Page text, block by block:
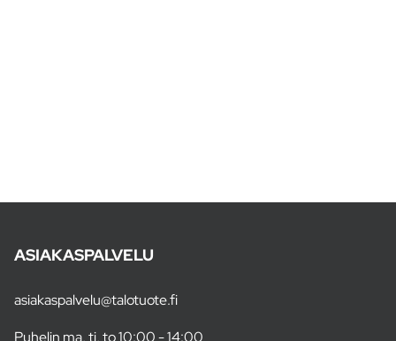
ASIAKASPALVELU
asiakaspalvelu@talotuote.fi
Puhelin ma, ti, to 10:00 - 14:00